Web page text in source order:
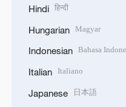
Hindi हिन्दी
Hungarian Magyar
Indonesian Bahasa
Italian Italiano
Japanese 日本語